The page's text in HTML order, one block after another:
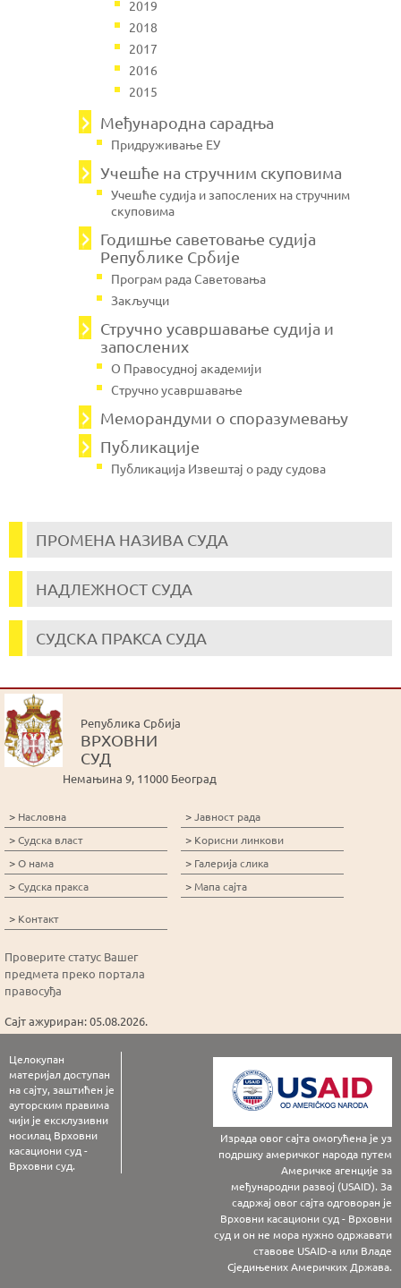
2019
2018
2017
2016
2015
Међународна сарадња
Придруживање ЕУ
Учешће на стручним скуповима
Учешће судија и запослених на стручним
скуповима
Годишње саветовање судија
Републике Србије
Програм рада Саветовања
Закључци
Стручно усавршавање судија и
запослених
О Правосудној академији
Стручно усавршавање
Меморандуми о споразумевању
Публикације
Публикација Извештај о раду судова
ПРОМЕНА НАЗИВА СУДА
НАДЛЕЖНОСТ СУДА
СУДСКА ПРАКСА СУДА
Република Србија
ВРХОВНИ
СУД
Немањина 9, 11000 Београд
> Насловна
>Судска власт
>О нама
>Судска пракса
>Јавност рада
> Корисни линкови
> Галерија слика
> Мапа сајта
> Контакт
Проверите статус Вашег
предмета преко портала
правосуђа
Сајт ажуриран: 05.08.2026.
Целокупан
материјал доступан
на сајту, заштићен је
ауторским правима
чији је ексклузивни
носилац Врховни
касациони суд -
Врховни суд.
Израда овог сајта омогућена је уз
подршку америчког народа путем
Америчке агенције за
међународни развој (USAID). За
садржај овог сајта одговоран је
Врховни касациони суд - Врховни
суд и он не мора нужно одржавати
ставове USAID-а или Владе
Сједињених Америчких Држава.